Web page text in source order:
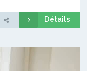
Détails